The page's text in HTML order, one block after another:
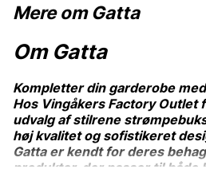
Mere om Gatta
Om Gatta
Kompletter din garderobe
Hos Vingåkers Factory Outlet
udvalg af stilrene
høj kvalitet og sofistikeret
Gatta er kendt for deres